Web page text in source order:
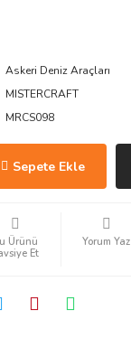
Askeri Deniz Araçları
MISTERCRAFT
MRCS098
Sepete Ekle
Ürünü
Et
Yorum Yaz